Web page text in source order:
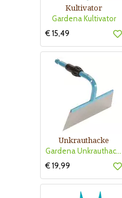
Kultivator
Gardena Kultivator
€ 15,49
Unkrauthacke
Gardena Unkrauthacke 16cm
€ 19,99